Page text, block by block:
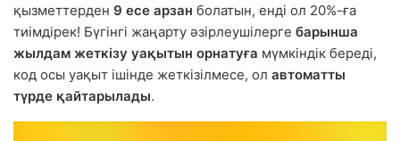
қызметтерден 9 есе арзан болатын, енді ол 20%-ға
тиімдірек! Бүгінгі жаңарту әзірлеушілерге барынша
жылдам жеткізу уақытын орнатуға мүмкіндік береді,
код осы уақыт ішінде жеткізілмесе, ол автоматты
түрде қайтарылады.